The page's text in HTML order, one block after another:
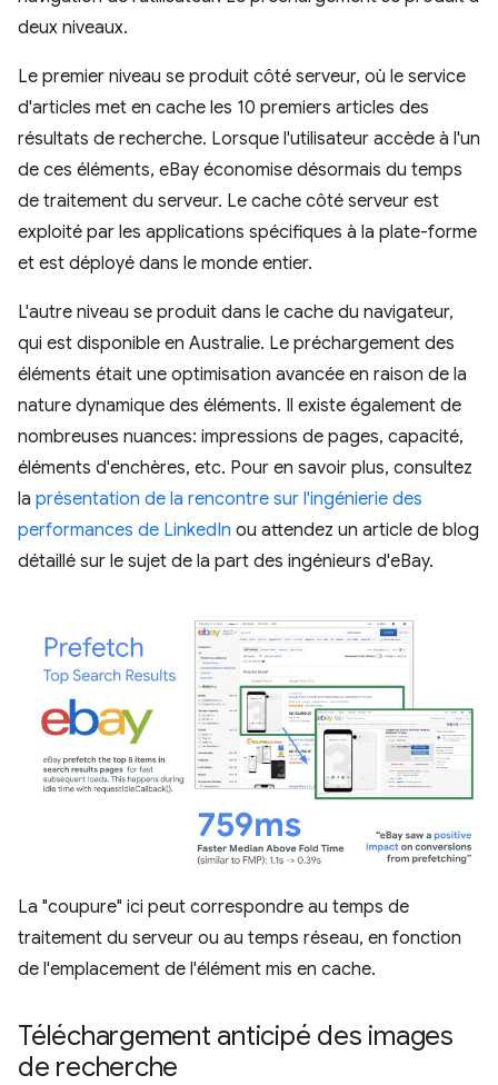
deux niveaux.
Le premier niveau se produit côté serveur, où le service
d'articles met en cache les 10 premiers articles des
résultats de recherche. Lorsque l'utilisateur accède à l'un
de ces éléments, eBay économise désormais du temps
de traitement du serveur. Le cache côté serveur est
exploité par les applications spécifiques à la plate-forme
et est déployé dans le monde entier.
L'autre niveau se produit dans le cache du navigateur,
qui est disponible en Australie. Le préchargement des
éléments était une optimisation avancée en raison de la
nature dynamique des éléments. Il existe également de
nombreuses nuances: impressions de pages, capacité,
éléments d'enchères, etc. Pour en savoir plus, consultez
la présentation de la rencontre sur l'ingénierie des
performances de LinkedIn ou attendez un article de blog
détaillé sur le sujet de la part des ingénieurs d'eBay.
La "coupure" ici peut correspondre au temps de
traitement du serveur ou au temps réseau, en fonction
de l'emplacement de l'élément mis en cache.
Téléchargement anticipé des images
de recherche